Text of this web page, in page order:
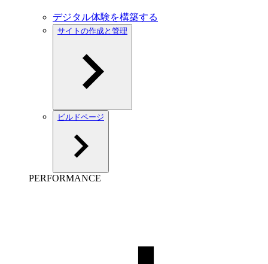
デジタル体験を構築する
サイトの作成と管理
ビルドページ
PERFORMANCE